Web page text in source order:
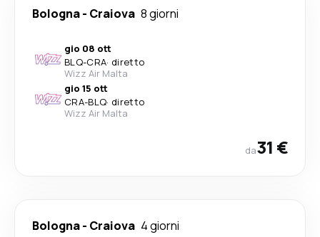
Bologna- Craiova 8 giorni
gio 08 ott
BLQ-CRA· diretto
Wizz Air Malta
gio 15 ott
CRA-BLQ· diretto
Wizz Air Malta
da31 €
Bologna- Craiova 4 giorni